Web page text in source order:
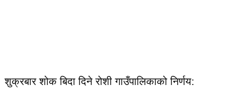
शुक्रबार शोक बिदा दिने रोशी गाउँपालिकाको निर्णय: